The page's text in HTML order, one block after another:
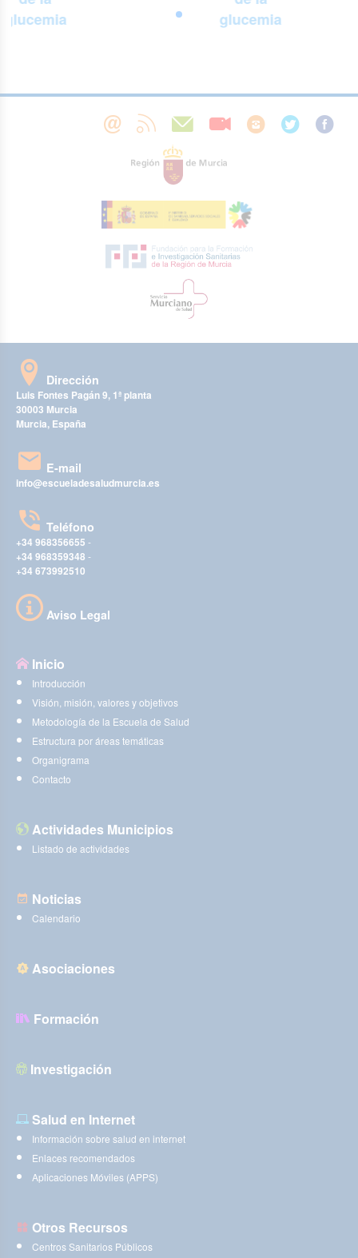
glucemia
glucemia
Dirección
Luis Fontes Pagán 9, 1ª planta
30003 Murcia
Murcia, España
E-mail
info@escueladesaludmurcia.es
Teléfono
+34 968356655 -
+34 968359348 -
+34 673992510
Aviso Legal
Inicio
Introducción
Visión, misión, valores y objetivos
Metodología de la Escuela de Salud
Estructura por áreas temáticas
Organigrama
Contacto
Actividades Municipios
Listado de actividades
Noticias
Calendario
Asociaciones
Formación
Investigación
Salud en Internet
Información sobre salud en internet
Enlaces recomendados
Aplicaciones Móviles (APPS)
Otros Recursos
Centros Sanitarios Públicos